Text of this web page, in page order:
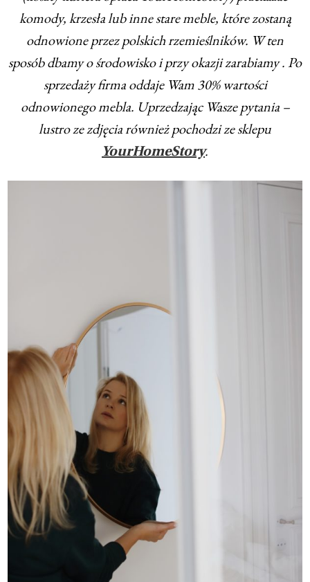
komody, krzesła lub inne stare meble, które zostaną
odnowione przez polskich rzemieślników. W ten
sposób dbamy o środowisko i przy okazji zarabiamy . Po
sprzedaży firma oddaje Wam 30% wartości
odnowionego mebla. Uprzedzając Wasze pytania –
lustro ze zdjęcia również pochodzi ze sklepu
YourHomeStory.